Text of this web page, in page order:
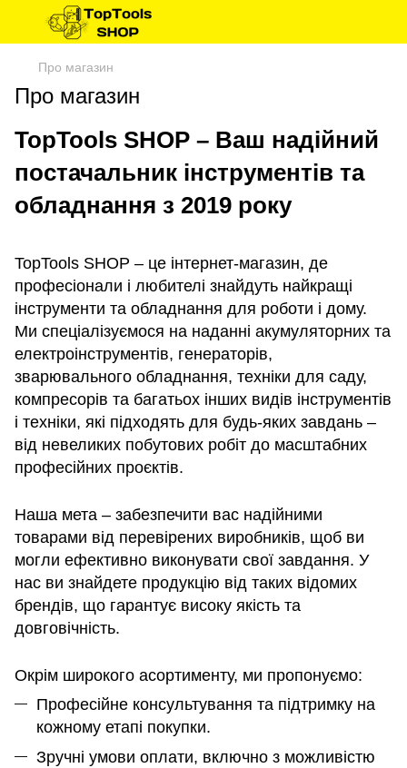
Про магазин
Про магазин
TopTools SHOP – Ваш надійний
постачальник інструментів та
обладнання з 2019 року
TopTools SHOP – це інтернет-магазин, де
професіонали і любителі знайдуть найкращі
інструменти та обладнання для роботи і дому.
Ми спеціалізуємося на наданні акумуляторних та
електроінструментів, генераторів,
зварювального обладнання, техніки для саду,
компресорів та багатьох інших видів інструментів
і техніки, які підходять для будь-яких завдань –
від невеликих побутових робіт до масштабних
професійних проєктів.
Наша мета – забезпечити вас надійними
товарами від перевірених виробників, щоб ви
могли ефективно виконувати свої завдання. У
нас ви знайдете продукцію від таких відомих
брендів, що гарантує високу якість та
довговічність.
Окрім широкого асортименту, ми пропонуємо:
Професійне консультування та підтримку на
кожному етапі покупки.
Зручні умови оплати, включно з можливістю